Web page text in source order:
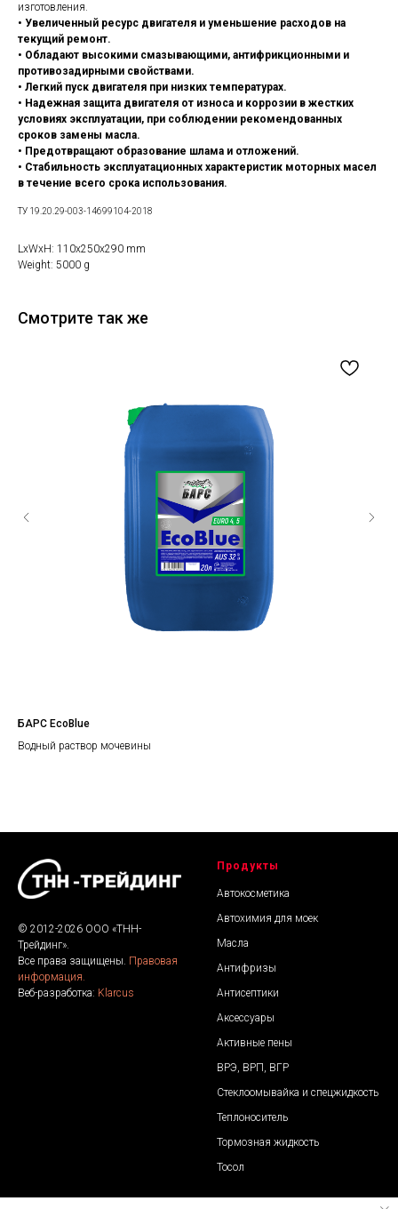
изготовления.
• Увеличенный ресурс двигателя и уменьшение расходов на
текущий ремонт.
• Обладают высокими смазывающими, антифрикционными и
противозадирными свойствами.
• Легкий пуск двигателя при низких температурах.
• Надежная защита двигателя от износа и коррозии в жестких
условиях эксплуатации, при соблюдении рекомендованных
сроков замены масла.
• Предотвращают образование шлама и отложений.
• Стабильность эксплуатационных характеристик моторных масел
в течение всего срока использования.
ТУ 19.20.29-003-14699104-2018
LxWxH: 110x250x290 mm
Weight: 5000 g
Смотрите так же
БАРС EcoBlue
Водный раствор мочевины
© 2012-2026 ООО «ТНН-
Трейдинг».
Все права защищены. Правовая
информация.
Веб-разработка: Klarcus
Продукты
Автокосметика
Автохимия для моек
Масла
Антифризы
Антисептики
Аксессуары
Активные пены
ВРЭ, ВРП, ВГР
Стеклоомывайка и спецжидкость
Теплоноситель
Тормозная жидкость
Тосол